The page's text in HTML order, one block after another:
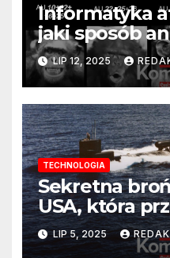
Informatyka
jaki sposób
na nasze
LIP 12, 2025
TECHNOLOGIA
Sekretna
USA, która
spędzała sen
Rosjanom
LIP 5, 2025